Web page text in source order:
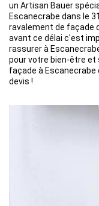
un Artisan Bauer
Escanecrabe dans le
ravalement de façade
avant ce délai c'est
rassurer à
pour votre bien-être et
façade à Escanecrabe
devis !